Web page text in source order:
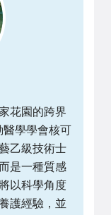
花園的跨界
醫學學會核可
乙級技術士
是一種質感
以科學角度
護經驗，並